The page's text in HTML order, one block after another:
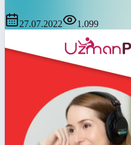
27.07.2022 1.099